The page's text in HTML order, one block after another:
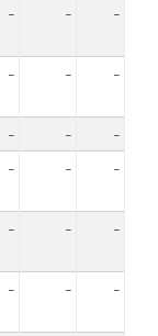
- - -
- - -
- -
-
- - -
- - -
- - -